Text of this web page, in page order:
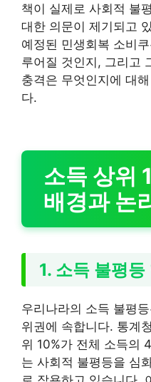
책이 실제로 사회적 불
대한 의문이 제기되고
예정된 민생회복 소비
루어질 것인지, 그리고
충격은 무엇인지에 대
다.
소득 상위
배경과 논
1. 소득 불평등
우리나라의 소득 불평
위권에 속합니다. 통계
위 10%가 전체 소득의
는 사회적 불평등을 심